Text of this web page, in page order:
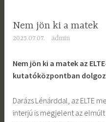
Nem jön ki a matek
2025.07.07. admin
Nem jön ki a matek az
kutatóközpontban
Darázs Lénárddal, az ELTE
interjú is megjelent az